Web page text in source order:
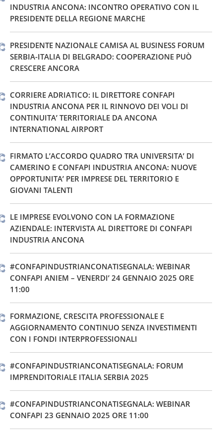
INDUSTRIA ANCONA: INCONTRO OPERATIVO CON IL
PRESIDENTE DELLA REGIONE MARCHE
PRESIDENTE NAZIONALE CAMISA AL BUSINESS FORUM
SERBIA-ITALIA DI BELGRADO: COOPERAZIONE PUÒ
CRESCERE ANCORA
CORRIERE ADRIATICO: IL DIRETTORE CONFAPI
INDUSTRIA ANCONA PER IL RINNOVO DEI VOLI DI
CONTINUITA’ TERRITORIALE DA ANCONA
INTERNATIONAL AIRPORT
FIRMATO L’ACCORDO QUADRO TRA UNIVERSITA’ DI
CAMERINO E CONFAPI INDUSTRIA ANCONA: NUOVE
OPPORTUNITA’ PER IMPRESE DEL TERRITORIO E
GIOVANI TALENTI
LE IMPRESE EVOLVONO CON LA FORMAZIONE
AZIENDALE: INTERVISTA AL DIRETTORE DI CONFAPI
INDUSTRIA ANCONA
#CONFAPINDUSTRIANCONATISEGNALA: WEBINAR
CONFAPI ANIEM – VENERDI’ 24 GENNAIO 2025 ORE
11:00
FORMAZIONE, CRESCITA PROFESSIONALE E
AGGIORNAMENTO CONTINUO SENZA INVESTIMENTI
CON I FONDI INTERPROFESSIONALI
#CONFAPINDUSTRIANCONATISEGNALA: FORUM
IMPRENDITORIALE ITALIA SERBIA 2025
#CONFAPINDUSTRIANCONATISEGNALA: WEBINAR
CONFAPI 23 GENNAIO 2025 ORE 11:00